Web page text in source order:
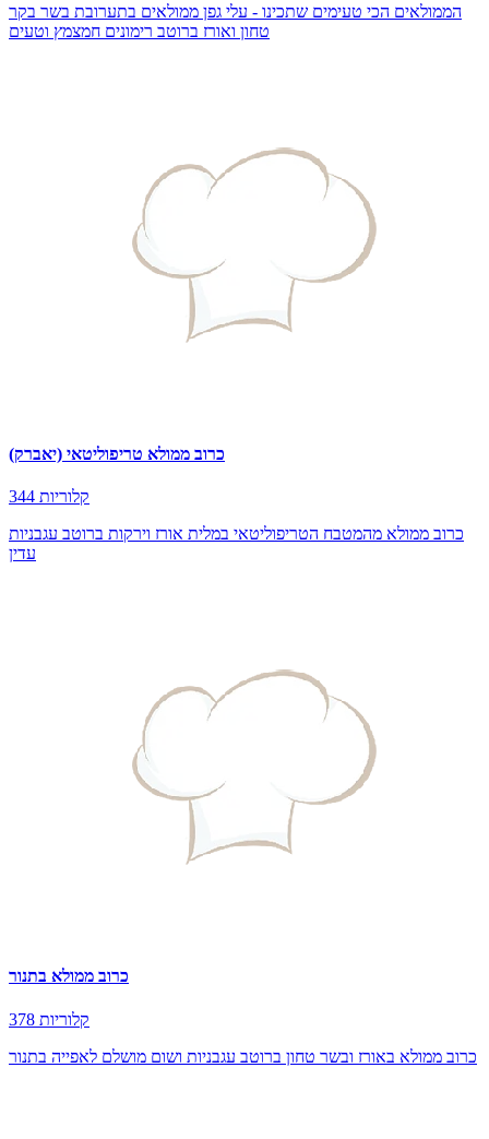
הממולאים הכי טעימים שתכינו - עלי גפן ממולאים בתערובת בשר בקר
טחון ואורז ברוטב רימונים חמצמץ וטעים
כרוב ממולא טריפוליטאי (יאברק)
344 קלוריות
כרוב ממולא מהמטבח הטריפוליטאי במלית אורז וירקות ברוטב עגבניות
עדין
כרוב ממולא בתנור
378 קלוריות
כרוב ממולא באורז ובשר טחון ברוטב עגבניות ושום מושלם לאפייה בתנור